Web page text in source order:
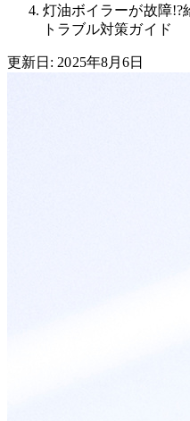
灯油ボイラーが故障!?
トラブル対策ガイド
更新日: 2025年8月6日